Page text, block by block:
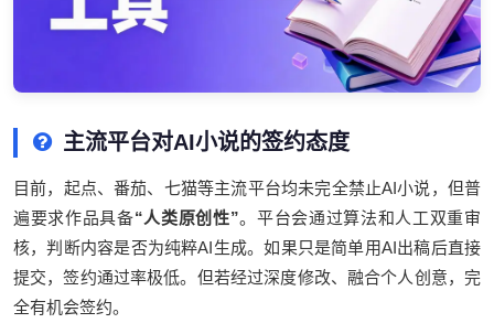
主流平台对AI小说的签约态度
目前，起点、番茄、七猫等主流平台均未完全禁止AI小说，但普
遍要求作品具备“人类原创性”。平台会通过算法和人工双重审
核，判断内容是否为纯粹AI生成。如果只是简单用AI出稿后直接
提交，签约通过率极低。但若经过深度修改、融合个人创意，完
全有机会签约。